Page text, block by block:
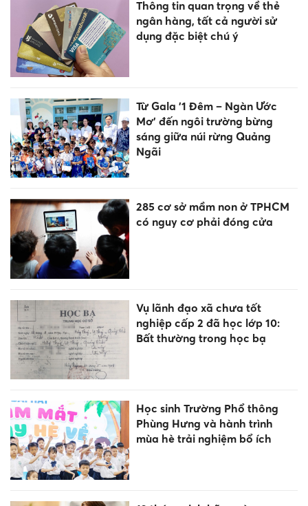
Thông tin quan trọng về thẻ
ngân hàng, tất cả người sử
dụng đặc biệt chú ý
Từ Gala '1 Đêm – Ngàn Ước
Mơ' đến ngôi trường bừng
sáng giữa núi rừng Quảng
Ngãi
285 cơ sở mầm non ở TPHCM
có nguy cơ phải đóng cửa
Vụ lãnh đạo xã chưa tốt
nghiệp cấp 2 đã học lớp 10:
Bất thường trong học bạ
Học sinh Trường Phổ thông
Phùng Hưng và hành trình
mùa hè trải nghiệm bổ ích